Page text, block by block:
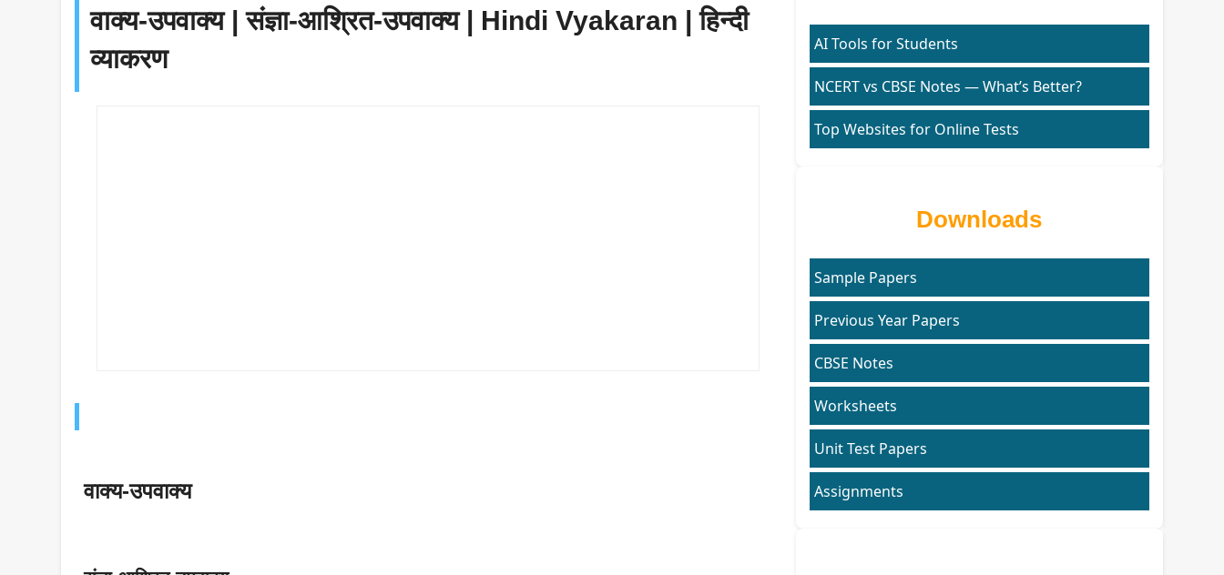
वाक्य-उपवाक्य | संज्ञा-आश्रित-उपवाक्य | Hindi Vyakaran | हिन्दी
व्याकरण
वाक्य-उपवाक्य
AI Tools for Students
NCERT vs CBSE Notes — What’s Better?
Top Websites for Online Tests
Downloads
Sample Papers
Previous Year Papers
CBSE Notes
Worksheets
Unit Test Papers
Assignments